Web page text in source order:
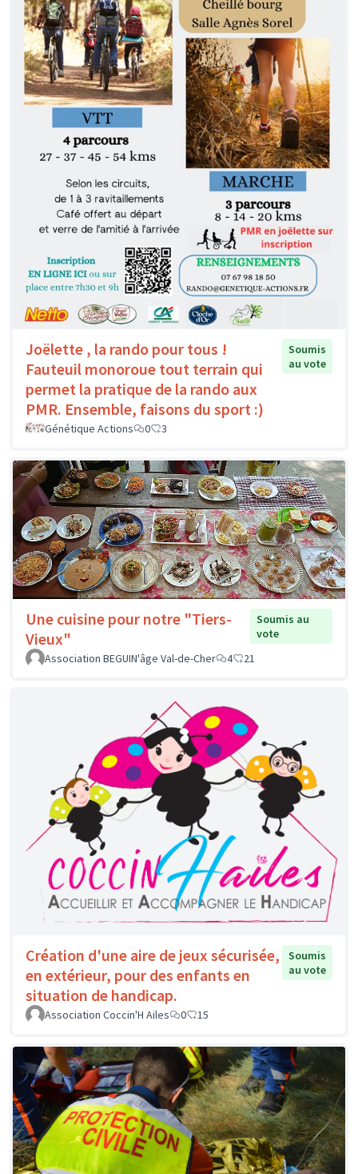
Joëlette , la rando pour tous !
Fauteuil monoroue tout terrain qui
permet la pratique de la rando aux
PMR. Ensemble, faisons du sport :)
Soumis
au vote
Génétique Actions 0 3
Une cuisine pour notre "Tiers-
Vieux"
Soumis au
vote
Association BEGUIN'âge Val-de-Cher
4 21
Création d'une aire de jeux sécurisée,
en extérieur, pour des enfants en
situation de handicap.
Soumis
au vote
Association Coccin'H Ailes 0 15